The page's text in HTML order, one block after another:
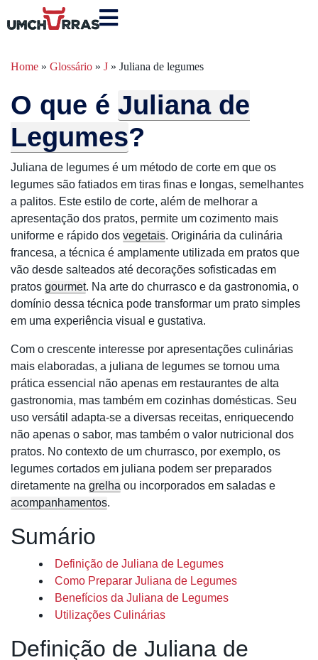
Home » Glossário » J » Juliana de legumes
O que é Juliana de
Legumes?
Juliana de legumes é um método de corte em que os
legumes são fatiados em tiras finas e longas, semelhantes
a palitos. Este estilo de corte, além de melhorar a
apresentação dos pratos, permite um cozimento mais
uniforme e rápido dos vegetais. Originária da culinária
francesa, a técnica é amplamente utilizada em pratos que
vão desde salteados até decorações sofisticadas em
pratos gourmet. Na arte do churrasco e da gastronomia, o
domínio dessa técnica pode transformar um prato simples
em uma experiência visual e gustativa.
Com o crescente interesse por apresentações culinárias
mais elaboradas, a juliana de legumes se tornou uma
prática essencial não apenas em restaurantes de alta
gastronomia, mas também em cozinhas domésticas. Seu
uso versátil adapta-se a diversas receitas, enriquecendo
não apenas o sabor, mas também o valor nutricional dos
pratos. No contexto de um churrasco, por exemplo, os
legumes cortados em juliana podem ser preparados
diretamente na grelha ou incorporados em saladas e
acompanhamentos.
Sumário
Definição de Juliana de Legumes
Como Preparar Juliana de Legumes
Benefícios da Juliana de Legumes
Utilizações Culinárias
Definição de Juliana de